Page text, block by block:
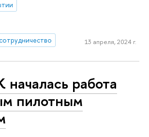
13 апреля, 2024 г.
работа
пилотным